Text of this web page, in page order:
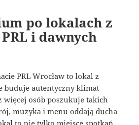
po lokalach z
i dawnych
PRL Wrocław to lokal z
buduje autentyczny klimat
więcej osób poszukuje takich
muzyka i menu oddają ducha
to nie tylko miejsce spotkań,